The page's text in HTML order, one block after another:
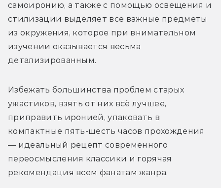
самоиронию, а также с помощью освещения и
стилизации выделяет все важные предметы
из окружения, которое при внимательном
изучении оказывается весьма
детализированным.
Избежать большинства проблем старых
ужастиков, взять от них всё лучшее,
приправить иронией, упаковать в
компактные пять-шесть часов прохождения
— идеальный рецепт современного
переосмысления классики и горячая
рекомендация всем фанатам жанра.